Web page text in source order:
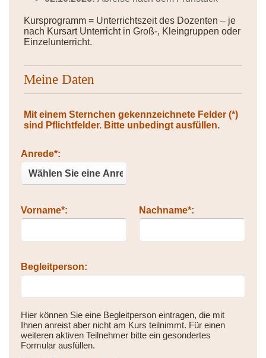
Kursprogramm = Unterrichtszeit des Dozenten – je
nach Kursart Unterricht in Groß-, Kleingruppen oder
Einzelunterricht.
Meine Daten
Mit einem Sternchen gekennzeichnete Felder (*)
sind Pflichtfelder. Bitte unbedingt ausfüllen.
Anrede*:
Vorname*: Nachname*:
Begleitperson:
Hier können Sie eine Begleitperson eintragen, die mit
Ihnen anreist aber nicht am Kurs teilnimmt. Für einen
weiteren aktiven Teilnehmer bitte ein gesondertes
Formular ausfüllen.